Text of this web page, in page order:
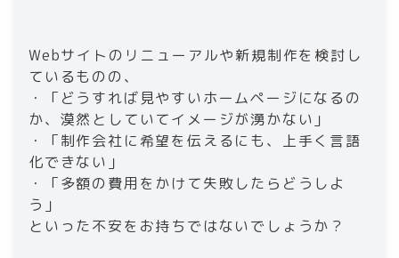
Webサイトのリニューアルや新規制作を検討し
ているものの、
・「どうすれば見やすいホームページになるの
か、漠然としていてイメージが湧かない」
・「制作会社に希望を伝えるにも、上手く言語
化できない」
・「多額の費用をかけて失敗したらどうしよ
う」
といった不安をお持ちではないでしょうか？